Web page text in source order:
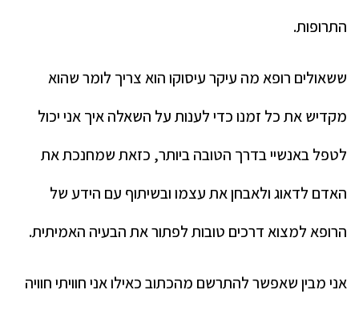
התרופות.
ששאולים רופא מה עיקר עיסוקו הוא צריך לומר שהוא
מקדיש את כל זמנו כדי לענות על השאלה איך אני יכול
לטפל באנשיי בדרך הטובה ביותר, כזאת שמחנכת את
האדם לדאוג ולאבחן את עצמו ובשיתוף עם הידע של
הרופא למצוא דרכים טובות לפתור את הבעיה האמיתית.
אני מבין שאפשר להתרשם מהכתוב כאילו אני חוויתי חוויה